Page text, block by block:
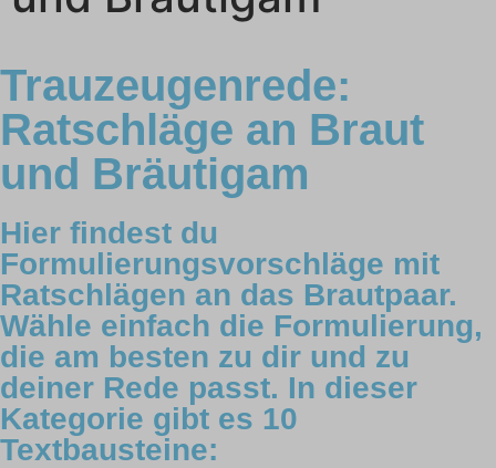
Trauzeugenrede:
Ratschläge an Braut
und Bräutigam
Hier findest du
Formulierungsvorschläge mit
Ratschlägen an das Brautpaar.
Wähle einfach die Formulierung,
die am besten zu dir und zu
deiner Rede passt. In dieser
Kategorie gibt es 10
Textbausteine: